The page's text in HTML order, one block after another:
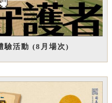
驗活動 (8月場次)